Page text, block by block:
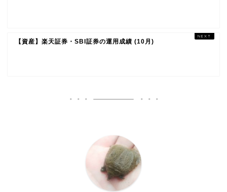
【資産】楽天証券・SBI証券の運用成績 (10月)